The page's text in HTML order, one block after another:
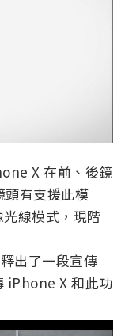
X 在前、後鏡
有支援此模
線模式，現階
出了一段宣傳
iPhone X 和此功